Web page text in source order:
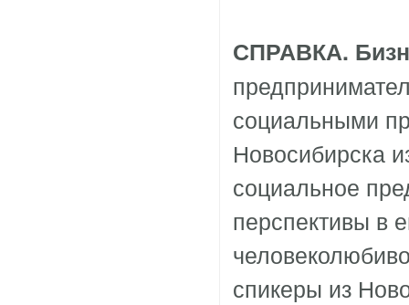
СПРАВКА.
социальными
Новосибирска
социальное
перспективы в
спикеры из